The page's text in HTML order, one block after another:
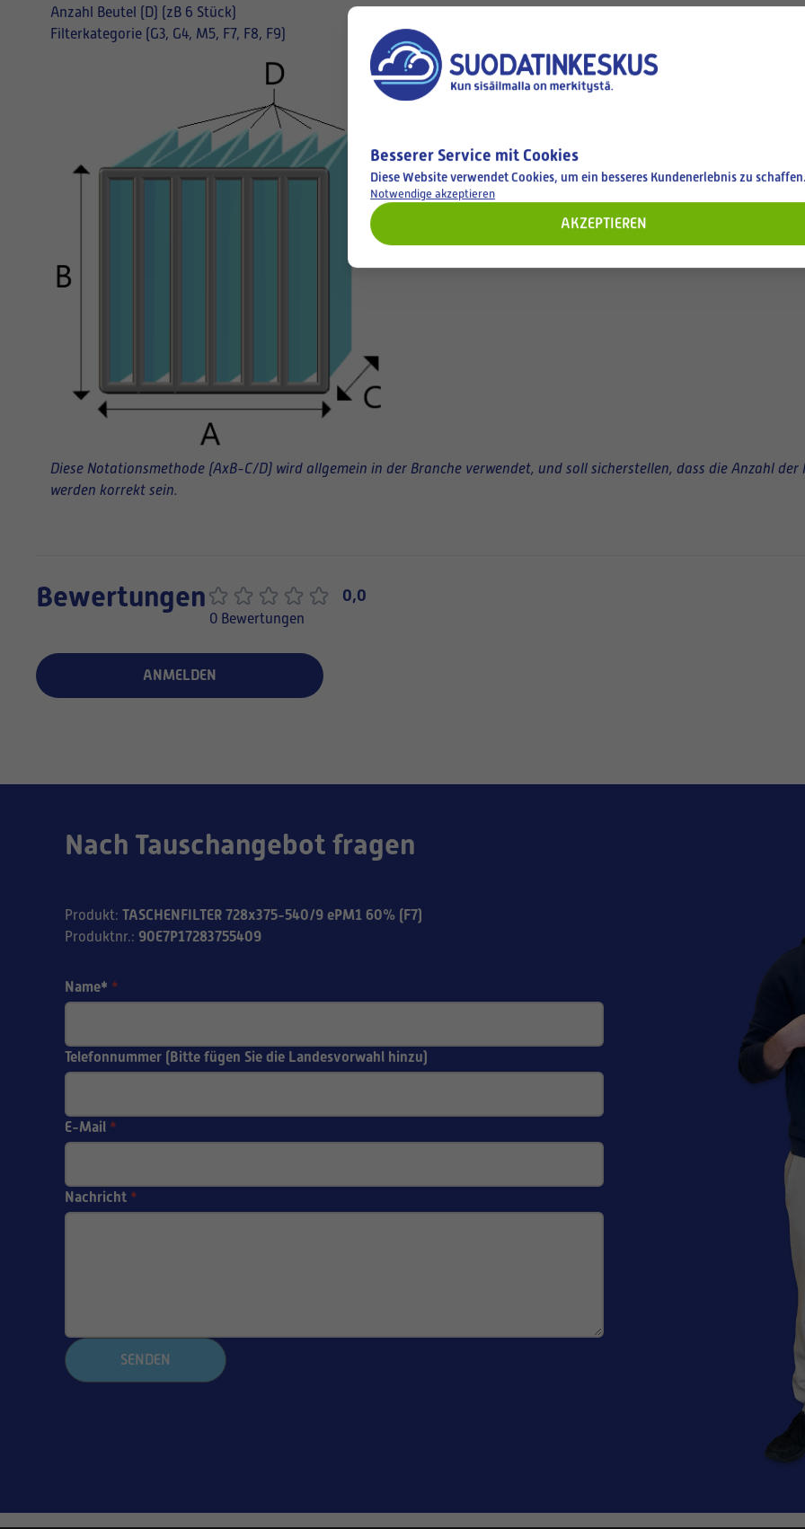
Anzahl Beutel (D) (zB 6 Stück)
Filterkategorie (G3, G4, M5, F7, F8, F9)
Diese Notationsmethode (AxB-C/D) wird allgemein in der Branche verwendet, und soll sicherstellen, dass die Anzahl
werden korrekt sein.
Bewertungen 0,0
0 Bewertungen
ANMELDEN
Nach Tauschangebot fragen
Produkt: TASCHENFILTER 728x375-540/9 ePM1 60% (F7)
Produktnr.: 90E7P17283755409
Name* *
Telefonnummer (Bitte fügen Sie die Landesvorwahl hinzu)
E-Mail *
Nachricht *
SENDEN
Besserer Service mit Cookies
Diese Website verwendet Cookies, um ein besseres Kundenerlebnis zu schaffen.
Notwendige akzeptieren
AKZEPTIEREN